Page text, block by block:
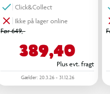
Click&Collect
Ikke på lager online
Før 649,-
389,40
Plus evt. fragt
Gælder: 20.3.26 - 31.12.26